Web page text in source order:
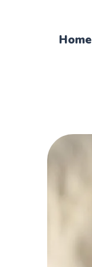
Home